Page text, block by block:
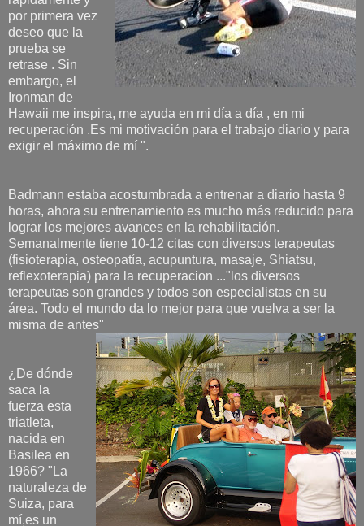
por primera vez
deseo que la
prueba se
retrase . Sin
embargo, el
Ironman de
Hawaii me inspira, me ayuda en mi día a día , en mi
recuperación .Es mi motivación para el trabajo diario y para
exigir el máximo de mí ".
Badmann estaba acostumbrada a entrenar a diario hasta 9
horas, ahora su entrenamiento es mucho más reducido para
lograr los mejores avances en la rehabilitación.
Semanalmente tiene 10-12 citas con diversos terapeutas
(fisioterapia, osteopatía, acupuntura, masaje, Shiatsu,
reflexoterapia) para la recuperacion ..."los diversos
terapeutas son grandes y todos son especialistas en su
área. Todo el mundo da lo mejor para que vuelva a ser la
misma de antes"
¿De dónde
saca la
fuerza esta
triatleta,
nacida en
Basilea en
1966? "La
naturaleza de
Suiza, para
mí,es un